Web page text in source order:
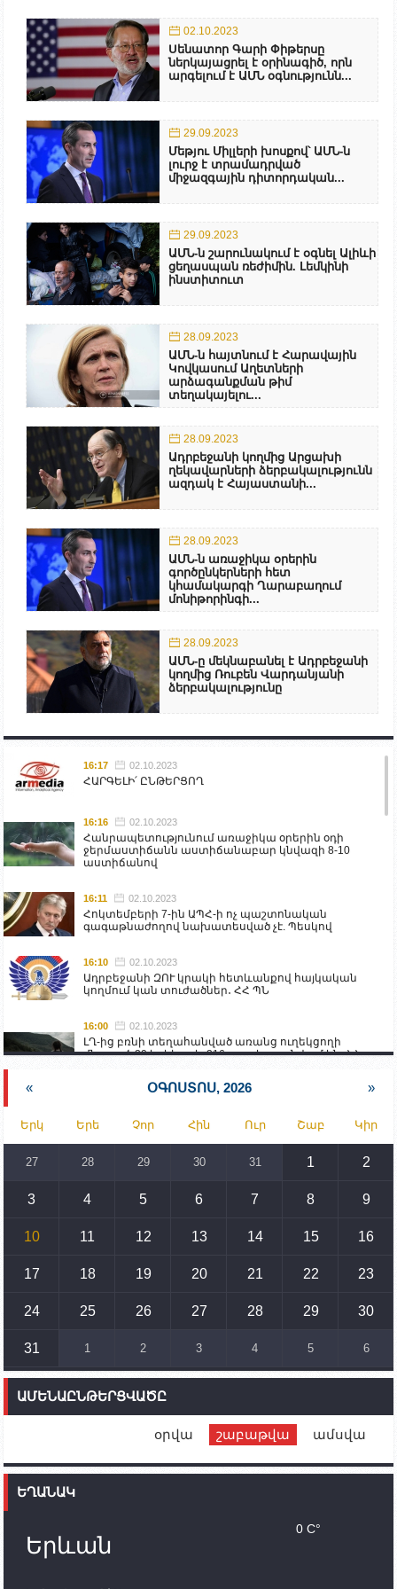
02.10.2023
Սենատոր Գարի Փիթերսը
ներկայացրել է օրինագիծ, որն
արգելում է ԱՄՆ օգնությունն...
29.09.2023
Մեթյու Միլլերի խոսքով՝ ԱՄՆ-ն
լուրջ է տրամադրված
միջազգային դիտորդական...
29.09.2023
ԱՄՆ-ն շարունակում է օգնել Ալիևի
ցեղասպան ռեժիմին. Լեմկինի
ինստիտուտ
28.09.2023
ԱՄՆ-ն հայտնում է Հարավային
Կովկասում Աղետների
արձագանքման թիմ
տեղակայելու...
28.09.2023
Ադրբեջանի կողմից Արցախի
ղեկավարների ձերբակալությունն
ազդակ է Հայաստանի...
28.09.2023
ԱՄՆ-ն առաջիկա օրերին
գործընկերների հետ
կհամակարգի Ղարաբաղում
մոնիթորինգի...
28.09.2023
ԱՄՆ-ը մեկնաբանել է Ադրբեջանի
կողմից Ռուբեն Վարդանյանի
ձերբակալությունը
16:17 02.10.2023
ՀԱՐԳԵԼԻ՛ ԸՆԹԵՐՑՈՂ
16:16 02.10.2023
Հանրապետությունում առաջիկա օրերին օդի
ջերմաստիճանն աստիճանաբար կնվազի 8-10
աստիճանով
16:11 02.10.2023
Հոկտեմբերի 7-ին ԱՊՀ-ի ոչ պաշտոնական
գագաթնաժողով նախատեսված չէ. Պեսկով
16:10 02.10.2023
Ադրբեջանի ԶՈՒ կրակի հետևանքով հայկական
կողմում կան տուժածներ․ ՀՀ ՊՆ
16:00 02.10.2023
ԼՂ-ից բռնի տեղահանված առանց ուղեկցողի
մնացած 20 երեխա և 216 տարեց գտնվում են ՀՀ
նախարարության հոգածության ներքո
Իրանը կողմ է տարածաշրջանի համար շահավետ
տրանսպորտային հաղորդակցությունների
զարգացմանը, սակայն ոչ՝ միջազգային
սահմանների փոփոխությանը
15:10 02.10.2023
սպառնալիքները կասեցնելու համար. իսպանացի
պատգամավորը Գորիսում է
14:54 02.10.2023
տեղակայված հայկական դիրքերի անձնակազմի
ունեն. կիպրոսցի խորհրդարանականը՝ Ալեն
Ֆրանսիայի ԱԳ նախարարը կայցելի Հայաստան
պատասխանատուներ կմնան ԼՂ-ում՝ մինչև
որոնողափրկարարական աշխատանքների
« ՕԳՈՍՏՈՍ, 2026 »
Երկ Երե Չոր Հին Ուր Շաբ Կիր
27 28 29 30 31 1 2
3 4 5 6 7 8 9
10 11 12 13 14 15 16
17 18 19 20 21 22 23
24 25 26 27 28 29 30
31 1 2 3 4 5 6
ԱՄԵՆԱԸՆԹԵՐՑՎԱԾԸ
օրվա շաբաթվա ամսվա
ԵՂԱՆԱԿ
Երևան
0 C°